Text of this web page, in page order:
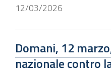
12/03/2026
Domani, 12
nazionale contro